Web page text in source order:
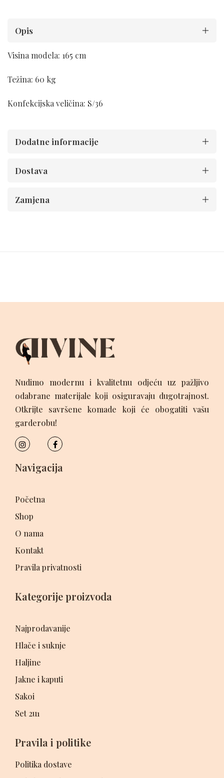
Opis
Visina modela: 165 cm
Težina: 60 kg
Konfekcijska veličina: S/36
Dodatne informacije
Dostava
Zamjena
Nudimo modernu i kvalitetnu odjeću uz pažljivo
odabrane materijale koji osiguravaju dugotrajnost.
Otkrijte savršene komade koji će obogatiti vašu
garderobu!
Navigacija
Početna
Shop
O nama
Kontakt
Pravila privatnosti
Kategorije proizvoda
Najprodavanije
Hlače i suknje
Haljine
Jakne i kaputi
Sakoi
Set 2u1
Pravila i politike
Politika dostave